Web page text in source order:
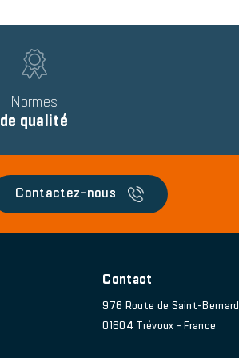
Normes
de qualité
Contactez-nous
Contact
976 Route de Saint-Bernard
01604 Trévoux - France